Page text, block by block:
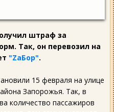
штраф за
Так, он перевозил на
"ZаБор".
15 февраля на улице
Запорожья. Так, в
количество пассажиров